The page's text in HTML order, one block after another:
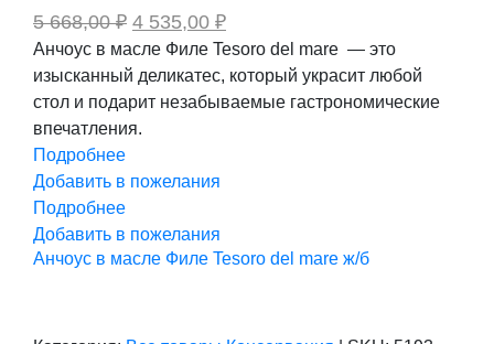
5 668,00₽ Первоначальная
цена
составляла
5
668,00 ₽.
4 535,00 ₽Текущая
цена:
4
535,00 ₽.
Анчоус в масле Филе Tesoro del mare — это
изысканный деликатес, который украсит любой
стол и подарит незабываемые гастрономические
впечатления.
Подробнее
Добавить в пожелания
Подробнее
Добавить в пожелания
Анчоус в масле Филе Tesoro del mare ж/б